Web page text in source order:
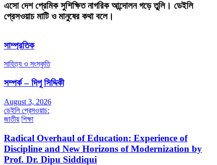
এসো দেশ প্রেমিক সুশিক্ষিত নাগরিক আন্দোলন গড়ে তুলি। ডেইলি
প্রেসওয়াচ মাটি ও মানুষের কথা বলে।
সাম্প্রতিক
সাহিত্য ও সংস্কৃতি
সম্পর্ক – দিপু সিদ্দিকী
August 3, 2026
ডেইলি প্রেসওয়াচ:
জাতীয় শিক্ষা
Radical Overhaul of Education: Experience of
Discipline and New Horizons of Modernization by
Prof. Dr. Dipu Siddiqui